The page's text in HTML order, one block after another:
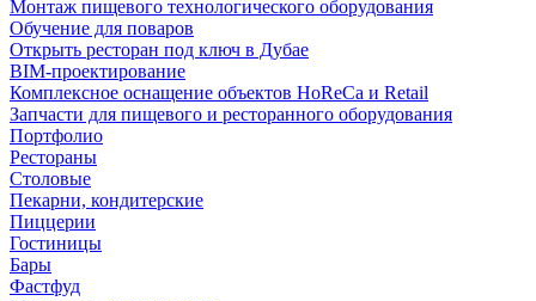
Монтаж пищевого технологического оборудования
Обучение для поваров
Открыть ресторан под ключ в Дубае
BIM-проектирование
Комплексное оснащение объектов HoReCa и Retail
Запчасти для пищевого и ресторанного оборудования
Портфолио
Рестораны
Столовые
Пекарни, кондитерские
Пиццерии
Гостиницы
Бары
Фастфуд